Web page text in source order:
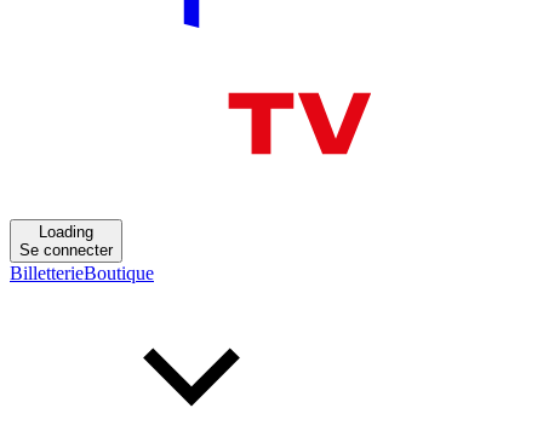
Loading
Se connecter
BilletterieBoutique